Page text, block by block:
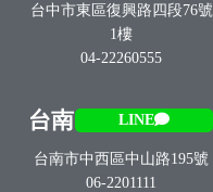
台中市東區復興路四段76號
1樓
04-22260555
台南 LINE
台南市中西區中山路195號
06-2201111